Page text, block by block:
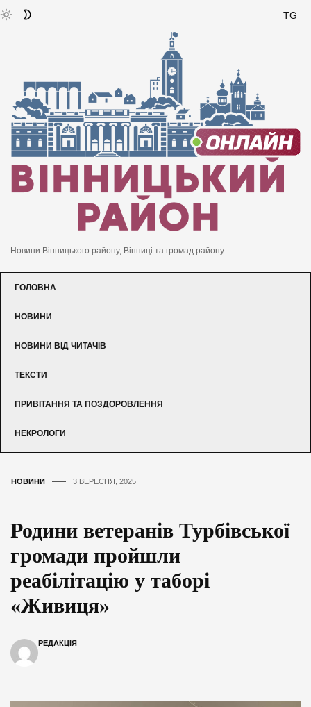
TG
Новини Вінницького району, Вінниці та громад району
ГОЛОВНА
НОВИНИ
НОВИНИ ВІД ЧИТАЧІВ
ТЕКСТИ
ПРИВІТАННЯ ТА ПОЗДОРОВЛЕННЯ
НЕКРОЛОГИ
НОВИНИ 3 ВЕРЕСНЯ, 2025
Родини ветеранів Турбівської
громади пройшли
реабілітацію у таборі
«Живиця»
РЕДАКЦІЯ